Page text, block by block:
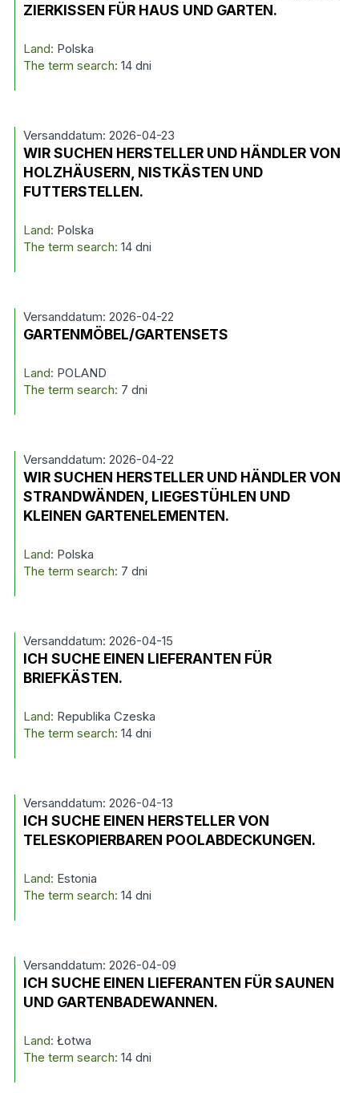
ZIERKISSEN FÜR HAUS UND GARTEN.
Land: Polska
The term search: 14 dni
Versanddatum: 2026-04-23
WIR SUCHEN HERSTELLER UND HÄNDLER VON
HOLZHÄUSERN, NISTKÄSTEN UND
FUTTERSTELLEN.
Land: Polska
The term search: 14 dni
Versanddatum: 2026-04-22
GARTENMÖBEL/GARTENSETS
Land: POLAND
The term search: 7 dni
Versanddatum: 2026-04-22
WIR SUCHEN HERSTELLER UND HÄNDLER VON
STRANDWÄNDEN, LIEGESTÜHLEN UND
KLEINEN GARTENELEMENTEN.
Land: Polska
The term search: 7 dni
Versanddatum: 2026-04-15
ICH SUCHE EINEN LIEFERANTEN FÜR
BRIEFKÄSTEN.
Land: Republika Czeska
The term search: 14 dni
Versanddatum: 2026-04-13
ICH SUCHE EINEN HERSTELLER VON
TELESKOPIERBAREN POOLABDECKUNGEN.
Land: Estonia
The term search: 14 dni
Versanddatum: 2026-04-09
ICH SUCHE EINEN LIEFERANTEN FÜR SAUNEN
UND GARTENBADEWANNEN.
Land: Łotwa
The term search: 14 dni